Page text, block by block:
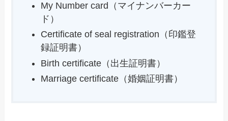
My Number card（マイナンバーカー
ド）
Certificate of seal registration（印鑑登
録証明書）
Birth certificate（出生証明書）
Marriage certificate（婚姻証明書）